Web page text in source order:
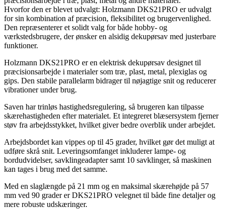
Hvorfor den er blevet udvalgt: Holzmann DKS21PRO er udvalgt
for sin kombination af præcision, fleksibilitet og brugervenlighed.
Den repræsenterer et solidt valg for både hobby- og
værkstedsbrugere, der ønsker en alsidig dekupørsav med justerbare
funktioner.
Holzmann DKS21PRO er en elektrisk dekupørsav designet til
præcisionsarbejde i materialer som træ, plast, metal, plexiglas og
gips. Den stabile parallelarm bidrager til nøjagtige snit og reducerer
vibrationer under brug.
Saven har trinløs hastighedsregulering, så brugeren kan tilpasse
skærehastigheden efter materialet. Et integreret blæsersystem fjerner
støv fra arbejdsstykket, hvilket giver bedre overblik under arbejdet.
Arbejdsbordet kan vippes op til 45 grader, hvilket gør det muligt at
udføre skrå snit. Leveringsomfanget inkluderer lampe- og
bordudvidelser, savklingeadapter samt 10 savklinger, så maskinen
kan tages i brug med det samme.
Med en slaglængde på 21 mm og en maksimal skærehøjde på 57
mm ved 90 grader er DKS21PRO velegnet til både fine detaljer og
mere robuste udskæringer.